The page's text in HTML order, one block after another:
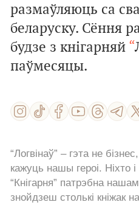
размаўляюць са
беларуску. Сёння
будзе з кнігарняй “
паўмесяцы.
“Логвінаў” – гэта не
кажуць нашы героі. Ніхто
“Кнігарня” патрэбна
знойдзеш столькі кніжак